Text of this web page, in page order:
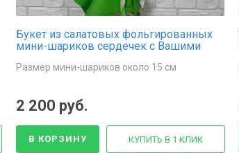
Букет из салатовых фольгированных
мини-шариков сердечек с Вашими
Размер мини-шариков около 15 см
2 200 руб.
В КОРЗИНУ КУПИТЬ В 1 КЛИК